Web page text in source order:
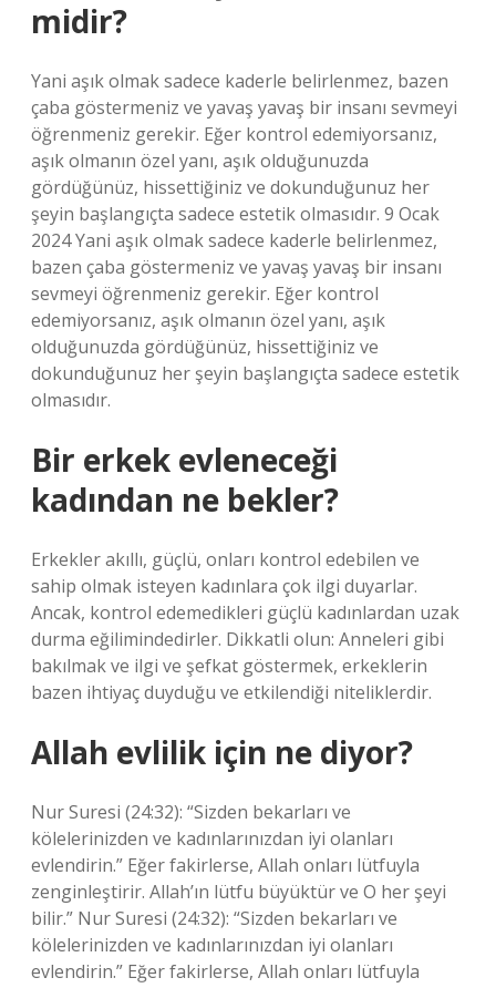
midir?
Yani aşık olmak sadece kaderle belirlenmez, bazen
çaba göstermeniz ve yavaş yavaş bir insanı sevmeyi
öğrenmeniz gerekir. Eğer kontrol edemiyorsanız,
aşık olmanın özel yanı, aşık olduğunuzda
gördüğünüz, hissettiğiniz ve dokunduğunuz her
şeyin başlangıçta sadece estetik olmasıdır. 9 Ocak
2024 Yani aşık olmak sadece kaderle belirlenmez,
bazen çaba göstermeniz ve yavaş yavaş bir insanı
sevmeyi öğrenmeniz gerekir. Eğer kontrol
edemiyorsanız, aşık olmanın özel yanı, aşık
olduğunuzda gördüğünüz, hissettiğiniz ve
dokunduğunuz her şeyin başlangıçta sadece estetik
olmasıdır.
Bir erkek evleneceği
kadından ne bekler?
Erkekler akıllı, güçlü, onları kontrol edebilen ve
sahip olmak isteyen kadınlara çok ilgi duyarlar.
Ancak, kontrol edemedikleri güçlü kadınlardan uzak
durma eğilimindedirler. Dikkatli olun: Anneleri gibi
bakılmak ve ilgi ve şefkat göstermek, erkeklerin
bazen ihtiyaç duyduğu ve etkilendiği niteliklerdir.
Allah evlilik için ne diyor?
Nur Suresi (24:32): “Sizden bekarları ve
kölelerinizden ve kadınlarınızdan iyi olanları
evlendirin.” Eğer fakirlerse, Allah onları lütfuyla
zenginleştirir. Allah’ın lütfu büyüktür ve O her şeyi
bilir.” Nur Suresi (24:32): “Sizden bekarları ve
kölelerinizden ve kadınlarınızdan iyi olanları
evlendirin.” Eğer fakirlerse, Allah onları lütfuyla